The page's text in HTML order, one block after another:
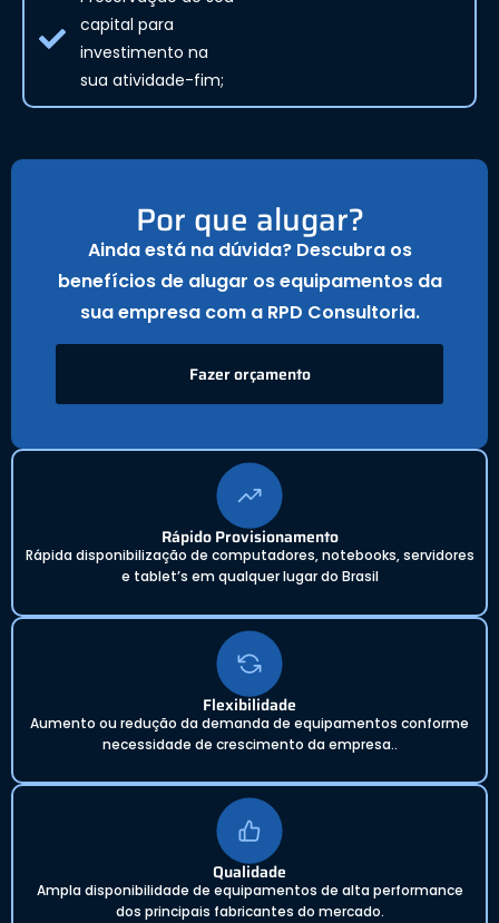
capital para
investimento na
sua atividade-fim;
Por que alugar?
Ainda está na dúvida? Descubra os
benefícios de alugar os equipamentos da
sua empresa com a RPD Consultoria.
Fazer orçamento
Rápido Provisionamento
Rápida disponibilização de computadores, notebooks, servidores
e tablet’s em qualquer lugar do Brasil
Flexibilidade
Aumento ou redução da demanda de equipamentos conforme
necessidade de crescimento da empresa..
Qualidade
Ampla disponibilidade de equipamentos de alta performance
dos principais fabricantes do mercado.